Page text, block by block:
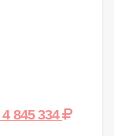
4 845 334